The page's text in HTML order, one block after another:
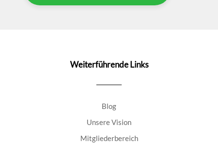
Weiterführende Links
Blog
Unsere Vision
Mitgliederbereich